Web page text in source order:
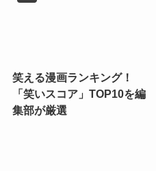
笑える漫画ランキング！
「笑いスコア」TOP10を編
集部が厳選